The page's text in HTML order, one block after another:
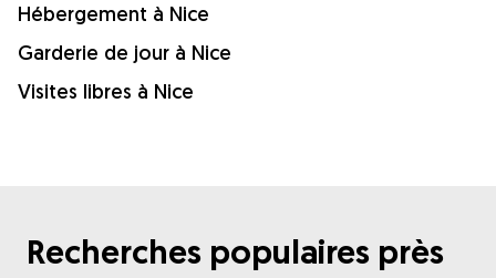
Hébergement à Nice
Garderie de jour à Nice
Visites libres à Nice
Recherches populaires près